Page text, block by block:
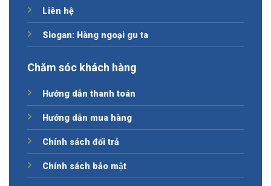
Liên hệ
Slogan: Hàng ngoại gu ta
Chăm sóc khách hàng
Hướng dẫn thanh toán
Hướng dẫn mua hàng
Chính sách đổi trả
Chính sách bảo mật